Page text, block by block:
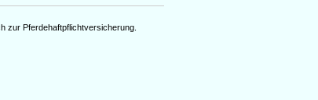
zur Pferdehaftpflichtversicherung.